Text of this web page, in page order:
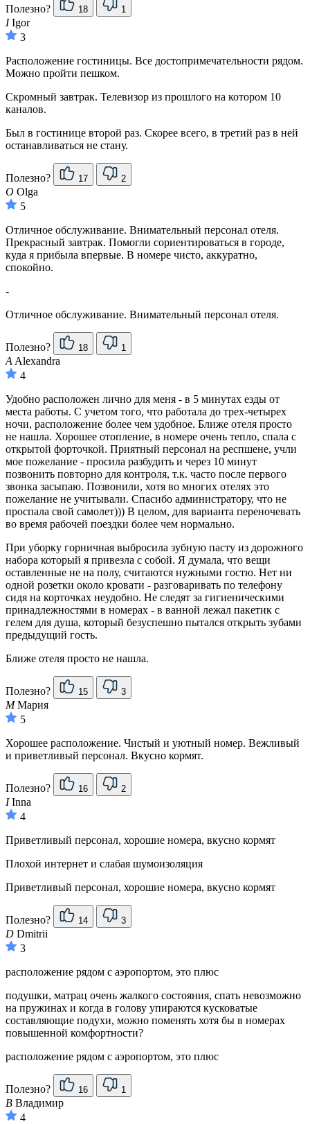
Полезно? 18 1
IIgor
3
Расположение гостиницы. Все достопримечательности рядом.
Можно пройти пешком.
Скромный завтрак. Телевизор из прошлого на котором 10
каналов.
Был в гостинице второй раз. Скорее всего, в третий раз в ней
останавливаться не стану.
Полезно? 17 2
O Olga
5
Отличное обслуживание. Внимательный персонал отеля.
Прекрасный завтрак. Помогли сориентироваться в городе,
куда я прибыла впервые. В номере чисто, аккуратно,
спокойно.
-
Отличное обслуживание. Внимательный персонал отеля.
Полезно? 18 1
A Alexandra
4
Удобно расположен лично для меня - в 5 минутах езды от
места работы. С учетом того, что работала до трех-четырех
ночи, расположение более чем удобное. Ближе отеля просто
не нашла. Хорошее отопление, в номере очень тепло, спала с
открытой форточкой. Приятный персонал на респшене, учли
мое пожелание - просила разбудить и через 10 минут
позвонить повторно для контроля, т.к. часто после первого
звонка засыпаю. Позвонили, хотя во многих отелях это
пожелание не учитывали. Спасибо администратору, что не
проспала свой самолет))) В целом, для варианта переночевать
во время рабочей поездки более чем нормально.
При уборку горничная выбросила зубную пасту из дорожного
набора который я привезла с собой. Я думала, что вещи
оставленные не на полу, считаются нужными гостю. Нет ни
одной розетки около кровати - разговаривать по телефону
сидя на корточках неудобно. Не следят за гигиеническими
принадлежностями в номерах - в ванной лежал пакетик с
гелем для душа, который безуспешно пытался открыть зубами
предыдущий гость.
Ближе отеля просто не нашла.
Полезно? 15 3
ММария
5
Хорошее расположение. Чистый и уютный номер. Вежливый
и приветливый персонал. Вкусно кормят.
Полезно? 16 2
IInna
4
Приветливый персонал, хорошие номера, вкусно кормят
Плохой интернет и слабая шумоизоляция
Приветливый персонал, хорошие номера, вкусно кормят
Полезно? 14 3
D Dmitrii
3
расположение рядом с аэропортом, это плюс
подушки, матрац очень жалкого состояния, спать невозможно
на пружинах и когда в голову упираются кусковатые
составляющие подухи, можно поменять хотя бы в номерах
повышенной комфортности?
расположение рядом с аэропортом, это плюс
Полезно? 16 1
В Владимир
4